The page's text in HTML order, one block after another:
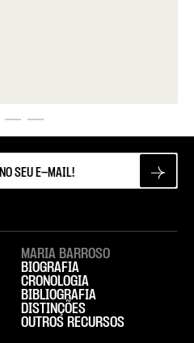
MARIA BARROSO
BIOGRAFIA
CRONOLOGIA
BIBLIOGRAFIA
DISTINÇÕES
OUTROS RECURSOS